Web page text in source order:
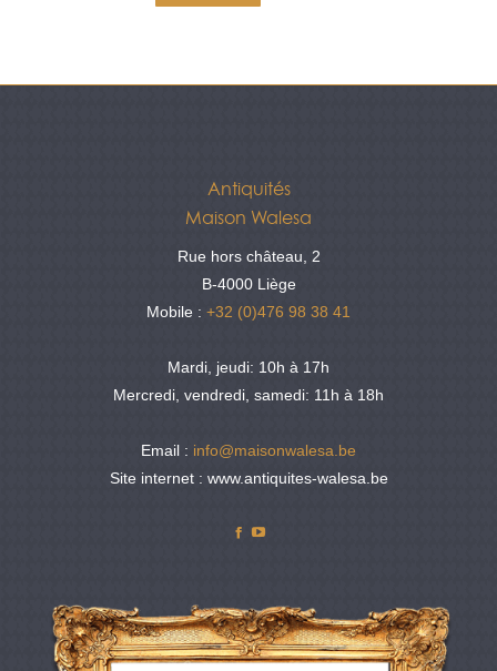
Antiquités
Maison Walesa
Rue hors château, 2
B-4000 Liège
Mobile : +32 (0)476 98 38 41
Mardi, jeudi: 10h à 17h
Mercredi, vendredi, samedi: 11h à 18h
Email : info@maisonwalesa.be
Site internet : www.antiquites-walesa.be
Facebook